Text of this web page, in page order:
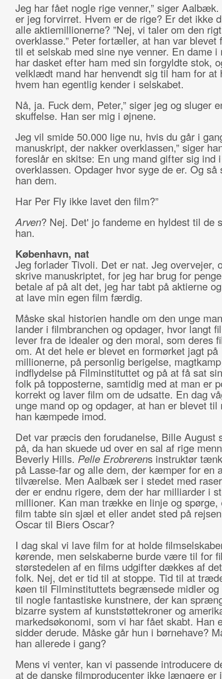
Jeg har fået nogle rige venner,” siger
er jeg forvirret. Hvem er de rige? Er det ikke
alle aktiemillionerne? ”Nej, vi taler om den
overklasse.” Peter fortæller, at han var blevet
til et selskab med sine nye venner. En dame i
har dasket efter ham med sin forgyldte stok,
velklædt mand har henvendt sig til ham for at
hvem han egentlig kender i selskabet.
Nå, ja. Fuck dem, Peter,” siger jeg og sluger
skuffelse. Han ser mig i øjnene.
Jeg vil smide 50.000 lige nu, hvis du går i
manuskript, der nakker overklassen,” siger
foreslår en skitse: En ung mand gifter sig ind i
overklassen. Opdager hvor syge de er. Og så
han dem.
Har Per Fly ikke lavet den film?”
Arven? Nej. Det' jo fandeme en hyldest til de
han.
København, nat
Jeg forlader Tivoli. Det er nat. Jeg overvejer,
skrive manuskriptet, for jeg har brug for
betale af på alt det, jeg har tabt på aktierne
at lave min egen film færdig.
Måske skal historien handle om den unge
lander i filmbranchen og opdager, hvor langt
lever fra de idealer og den moral, som deres
om. At det hele er blevet en formørket jagt på
millionerne, på personlig berigelse,
indflydelse på Filminstituttet og på at få sat
folk på topposterne, samtidig med at man er
korrekt og laver film om de udsatte. En dag
unge mand op og opdager, at han er blevet til
han kæmpede imod.
Det var præcis den forudanelse, Bille August
på, da han skuede ud over en sal af rige
Beverly Hills. Pelle Erobrerens instruktør
på Lasse-far og alle dem, der kæmper for en
tilværelse. Men Aalbæk ser i stedet med
der er endnu rigere, dem der har milliarder i
millioner. Kan man trække en linje og spørge,
film tabte sin sjæl et eller andet sted på
Oscar til Biers Oscar?
I dag skal vi lave film for at holde
kørende, men selskaberne burde være til for
størstedelen af en films udgifter dækkes af
folk. Nej, det er tid til at stoppe. Tid til at
køen til Filminstituttets begrænsede midler og
til nogle fantastiske kunstnere, der kan
bizarre system af kunststøttekroner og
markedsøkonomi, som vi har fået skabt. Han
sidder derude. Måske går hun i børnehave?
han allerede i gang?
Mens vi venter, kan vi passende introducere
at de danske filmproducenter ikke længere er